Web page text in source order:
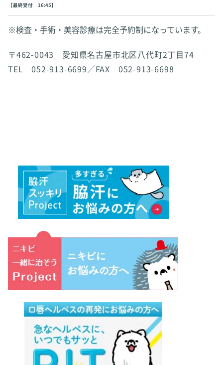
【最終受付 16:45】
※検査・手術・美容診療は完全予約制になっています。
〒462-0043 愛知県名古屋市北区八代町2丁目74
TEL 052-913-6699／FAX 052-913-6698